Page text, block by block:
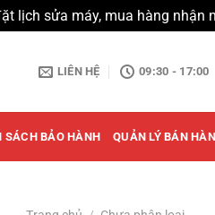
lịch sửa máy, mua hàng nhận
LIÊN HỆ 09:30 - 17:00
SÁCH BẢO HÀNH QUẢN LÝ BÁN